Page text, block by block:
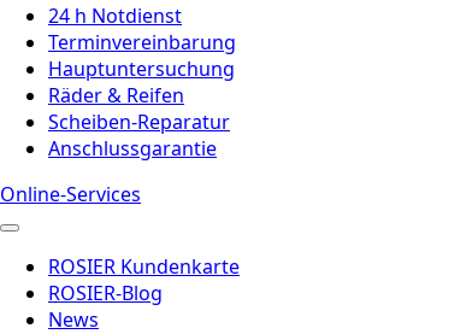
24 h Notdienst
Terminvereinbarung
Hauptuntersuchung
Räder & Reifen
Scheiben-Reparatur
Anschlussgarantie
Online-Services
ROSIER Kundenkarte
ROSIER-Blog
News